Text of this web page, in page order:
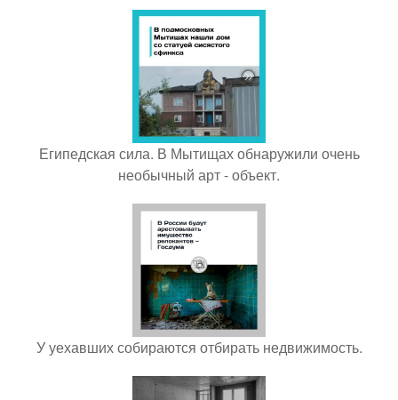
Египедская сила. В Мытищах обнаружили очень
необычный арт - объект.
У уехавших собираются отбирать недвижимость.